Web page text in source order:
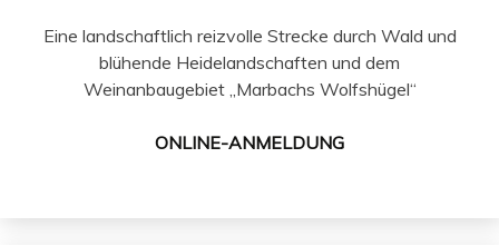
Eine landschaftlich reizvolle Strecke durch Wald und
blühende Heidelandschaften und dem
Weinanbaugebiet „Marbachs Wolfshügel“
ONLINE-ANMELDUNG